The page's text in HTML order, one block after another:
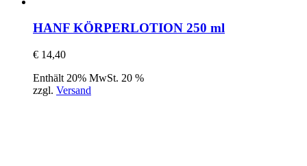
HANF KÖRPERLOTION 250 ml
€ 14,40
Enthält 20% MwSt. 20 %
zzgl. Versand